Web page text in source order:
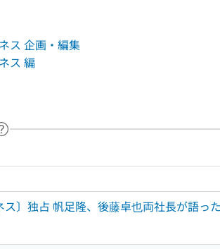
ス 企画・編集
ス 編
ヘルプページへのリンク
ドで目次内を検索
〕独占 帆足隆、後藤卓也両社長が語っ